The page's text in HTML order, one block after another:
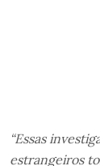
“Essas
estrangeiros